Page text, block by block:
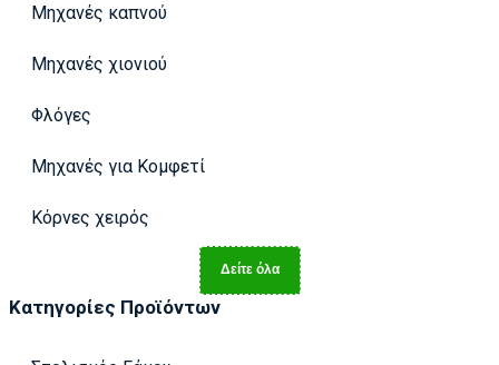
Μηχανές καπνού
Μηχανές χιονιού
Φλόγες
Μηχανές για Κομφετί
Κόρνες χειρός
Δείτε όλα
Κατηγορίες Προϊόντων